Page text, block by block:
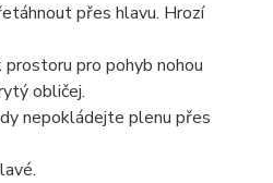
přes hlavu. Hrozí
pro pohyb nohou
obličej.
nepokládejte plenu přes